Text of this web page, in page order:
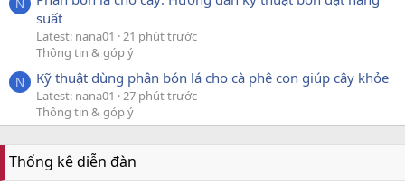
N
suất
Latest: nana01
21 phút trước
Thông tin & góp ý
N Kỹ thuật dùng phân bón lá cho cà phê con giúp cây khỏe
Latest: nana01
27 phút trước
Thông tin & góp ý
Thống kê diễn đàn